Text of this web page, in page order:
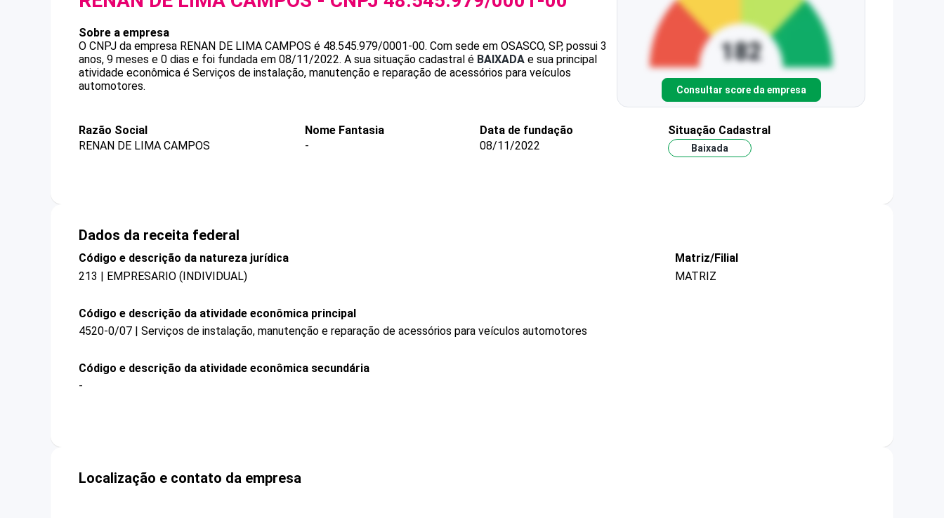
Sobre a empresa
O CNPJ da empresa RENAN DE LIMA CAMPOS é 48.545.979/0001-00. Com sede em OSASCO, SP, possui 3
anos, 9 meses e 0 dias e foi fundada em 08/11/2022. A sua situação cadastral é BAIXADA e sua principal
atividade econômica é Serviços de instalação, manutenção e reparação de acessórios para veículos
automotores.
Consultar score da empresa
Razão Social
RENAN DE LIMA CAMPOS
Nome Fantasia
-
Data de fundação
08/11/2022
Situação Cadastral
Baixada
Dados da receita federal
Código e descrição da natureza jurídica
213 | EMPRESARIO (INDIVIDUAL)
Matriz/Filial
MATRIZ
Código e descrição da atividade econômica principal
4520-0/07 | Serviços de instalação, manutenção e reparação de acessórios para veículos automotores
Código e descrição da atividade econômica secundária
-
Localização e contato da empresa